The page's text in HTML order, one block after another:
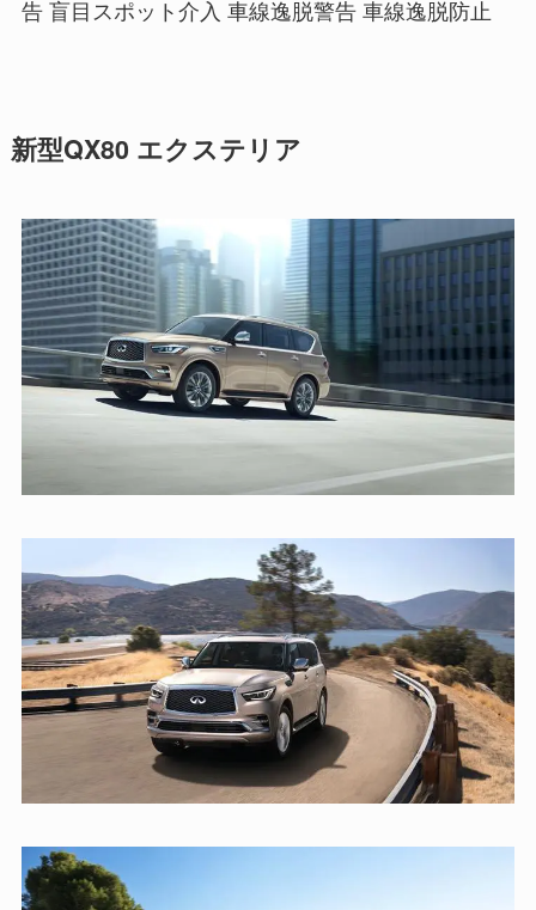
告 盲目スポット介入 車線逸脱警告 車線逸脱防止
新型QX80 エクステリア